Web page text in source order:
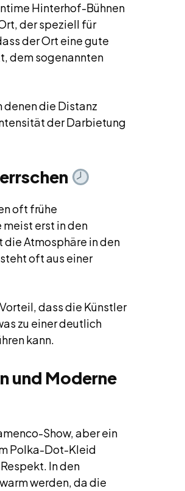
Hinterhof-Bühnen
der speziell für
der Ort eine gute
dem sogenannten
denen die Distanz
der Darbietung
oft frühe
erst in den
die Atmosphäre in den
oft aus einer
dass die Künstler
zu einer deutlich
kann.
und Moderne
Show, aber ein
Polka-Dot-Kleid
In den
werden, da die